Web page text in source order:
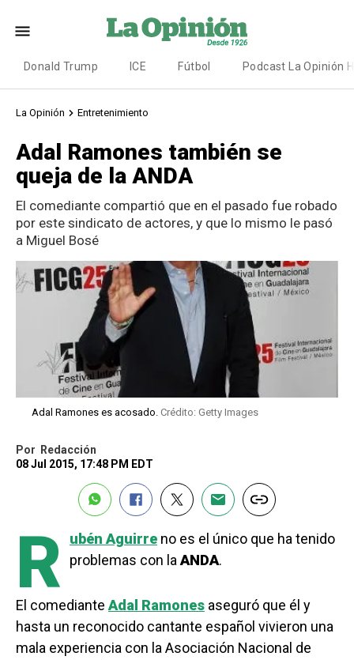
Donald Trump ICE Fútbol Podcast La Opinión
La Opinión Entretenimiento
Adal Ramones también se
queja de la ANDA
El comediante compartió que en el pasado fue robado
por este sindicato de actores, y que lo mismo le pasó
a Miguel Bosé
Adal Ramones es acosado. Crédito: Getty Images
Por
Redacción
08 Jul 2015, 17:48 PM EDT
R ubén Aguirre no es el único que ha tenido
problemas con laANDA.
El comedianteAdal Ramones aseguró que él y
hasta un reconocido cantante español vivieron una
mala experiencia con la Asociación Nacional de